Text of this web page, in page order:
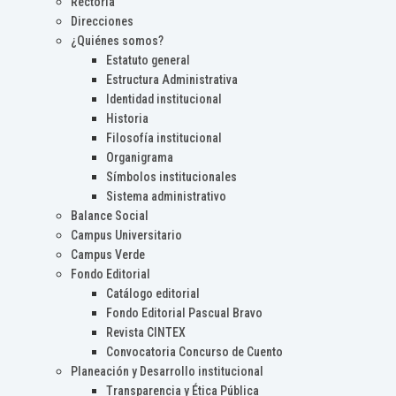
Direcciones
¿Quiénes somos?
Estatuto general
Estructura Administrativa
Identidad institucional
Historia
Filosofía institucional
Organigrama
Símbolos institucionales
Sistema administrativo
Balance Social
Campus Universitario
Campus Verde
Fondo Editorial
Catálogo editorial
Fondo Editorial Pascual Bravo
Revista CINTEX
Convocatoria Concurso de Cuento
Planeación y Desarrollo institucional
Transparencia y Ética Pública